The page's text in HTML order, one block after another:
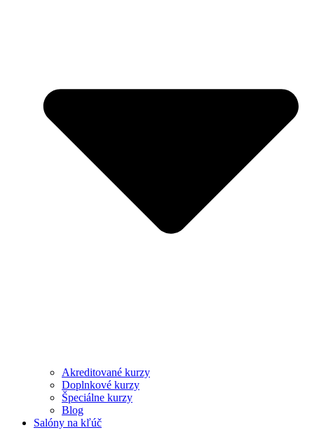
Akreditované kurzy
Doplnkové kurzy
Špeciálne kurzy
Blog
Salóny na kľúč